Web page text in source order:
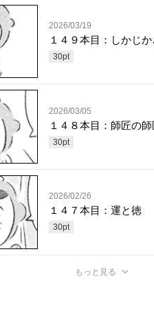
2026/03/19
１４９本目：しかじ
30pt
2026/03/05
１４８本目：師匠の師
30pt
2026/02/26
１４７本目：運と徳
30pt
もっと見る